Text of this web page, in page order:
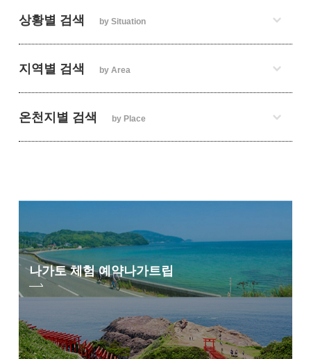
상황별 검색 by Situation
지역별 검색 by Area
온천지별 검색 by Place
나가토 체험 예약나가트립